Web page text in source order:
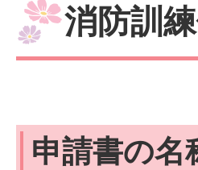
消防訓
申請書の名